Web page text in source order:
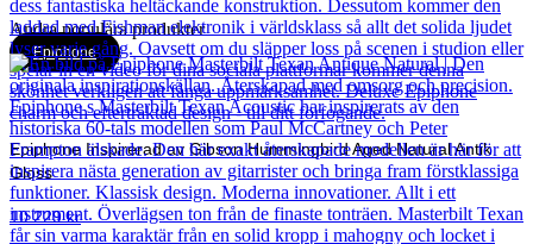
Andra populära produkter
Epiphone
Epiphone Inspirerad av Gibson Hummingbird Aged Natural Antik
Gloss
10 229kr